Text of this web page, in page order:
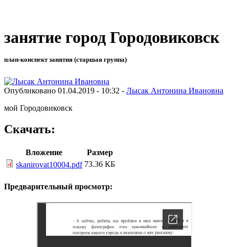
занятие город Городовиковск
план-конспект занятия (старшая группа)
Опубликовано 01.04.2019 - 10:32 - Лысак Антонина Ивановна
мой Городовиковск
Скачать:
Вложение
Размер
skanirovat10004.pdf 73.36 КБ
Предварительный просмотр: